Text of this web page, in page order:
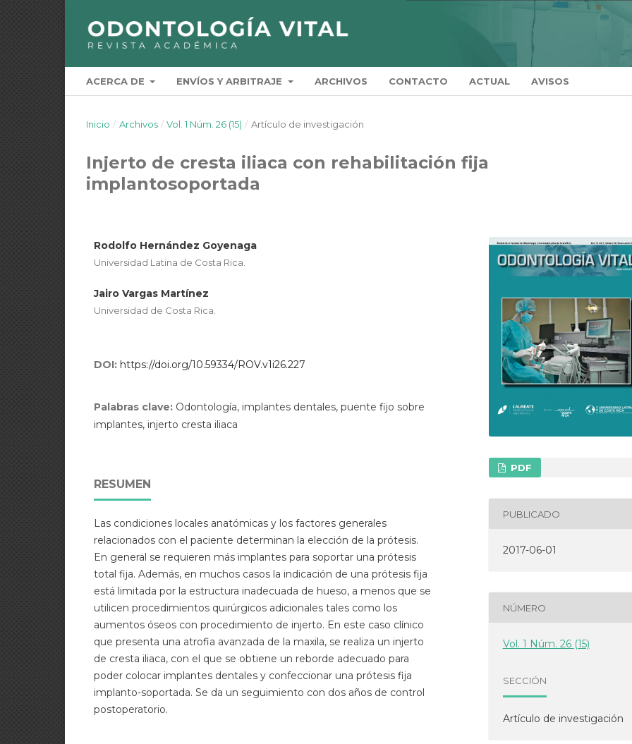
ACERCA DE ENVÍOS Y ARBITRAJE ARCHIVOS CONTACTO ACTUAL AVISOS
Inicio / Archivos / Vol. 1 Núm. 26 (15) / Artículo de investigación
Injerto de cresta iliaca con rehabilitación fija
implantosoportada
Rodolfo Hernández Goyenaga
Universidad Latina de Costa Rica.
Jairo Vargas Martínez
Universidad de Costa Rica.
DOI: https://doi.org/10.59334/ROV.v1i26.227
Palabras clave: Odontología, implantes dentales, puente fijo sobre
implantes, injerto cresta iliaca
RESUMEN
Las condiciones locales anatómicas y los factores generales
relacionados con el paciente determinan la elección de la prótesis.
En general se requieren más implantes para soportar una prótesis
total fija. Además, en muchos casos la indicación de una prótesis fija
está limitada por la estructura inadecuada de hueso, a menos que se
utilicen procedimientos quirúrgicos adicionales tales como los
aumentos óseos con procedimiento de injerto. En este caso clínico
que presenta una atrofia avanzada de la maxila, se realiza un injerto
de cresta iliaca, con el que se obtiene un reborde adecuado para
poder colocar implantes dentales y confeccionar una prótesis fija
implanto-soportada. Se da un seguimiento con dos años de control
postoperatorio.
PDF
PUBLICADO
2017-06-01
NÚMERO
Vol. 1 Núm. 26 (15)
SECCIÓN
Artículo de investigación